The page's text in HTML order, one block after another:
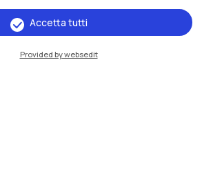
Accetta tutti
Provided by websedit